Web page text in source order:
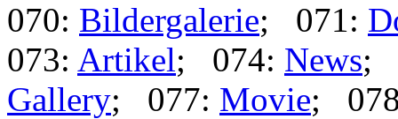
070: Bildergalerie; 071:
073: Artikel; 074: News;
Gallery; 077: Movie;